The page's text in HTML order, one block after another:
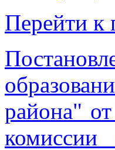
Перейти к
района"